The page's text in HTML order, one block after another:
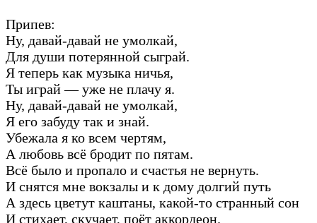
Припев:
Ну, давай-давай не умолкай,
Для души потерянной сыграй.
Я теперь как музыка ничья,
Ты играй — уже не плачу я.
Ну, давай-давай не умолкай,
Я его забуду так и знай.
Убежала я ко всем чертям,
А любовь всё бродит по пятам.
Всё было и пропало и счастья не вернуть.
И снятся мне вокзалы и к дому долгий путь
А здесь цветут каштаны, какой-то странный сон
И стихает, скучает, поёт аккордеон.